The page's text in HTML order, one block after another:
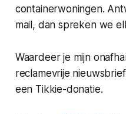
containerwoningen.
mail, dan spreken we
Waardeer je mijn
reclamevrije
een Tikkie-donatie.